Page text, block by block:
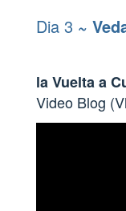
Dia 3 ~
la Vuelta a
Video Blog